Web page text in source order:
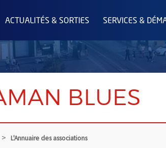
l'accueil
ACTUALITÉS & SORTIES SERVICES &
BLUES
L'Annuaire des associations